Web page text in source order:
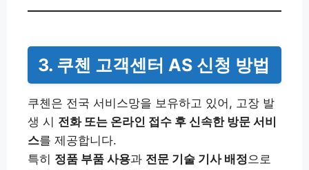
3. 쿠첸 고객센터 AS 신청 방법
쿠첸은 전국 서비스망을 보유하고 있어, 고장 발
생 시 전화 또는 온라인 접수 후 신속한 방문 서비
스를 제공합니다.
특히 정품 부품 사용과 전문 기술 기사 배정으로